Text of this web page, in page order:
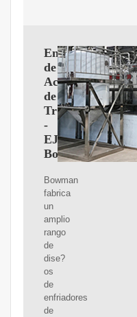
Enfriadores
de
Aceite
de
Transmisión
-
EJ
Bowman
Bowman
fabrica
un
amplio
rango
de
dise?
os
de
enfriadores
de